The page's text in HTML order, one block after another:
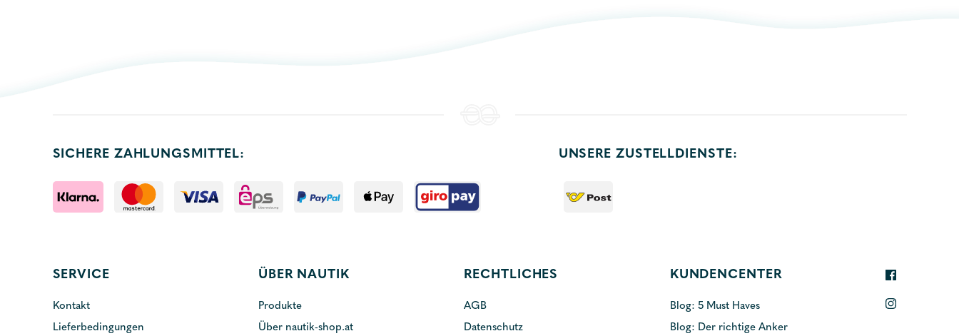
SICHERE ZAHLUNGSMITTEL: UNSERE ZUSTELLDIENSTE:
SERVICE
Kontakt
Lieferbedingungen
ÜBER NAUTIK
Produkte
Über nautik-shop.at
RECHTLICHES
AGB
Datenschutz
KUNDENCENTER
Blog: 5 Must Haves
Blog: Der richtige Anker